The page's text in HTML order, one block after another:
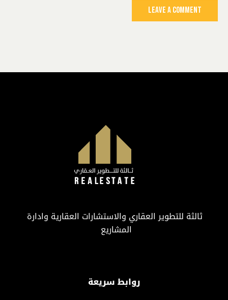
ثالثة للتطوير العقاري والاستشارات العقارية وادارة
المشاريع
روابط سريعة